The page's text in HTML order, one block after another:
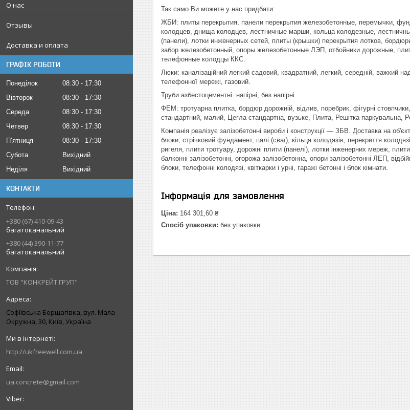
О нас
Отзывы
Доставка и оплата
ГРАФІК РОБОТИ
Понеділок 08:30
17:30
Вівторок
08:30
17:30
Середа
08:30
17:30
Четвер
08:30
17:30
Пʼятниця
08:30
17:30
Субота
Вихідний
Неділя
Вихідний
КОНТАКТИ
+380 (67) 410-09-43
багатоканальний
+380 (44) 390-11-77
багатоканальний
ТОВ "КОНКРЕЙТ ГРУП"
Софіївська Борщагівка, вул. Мала
Окружна, 30, Київ, Україна
http://ukfreewell.com.ua
ua.concrete@gmail.com
Так само Ви можете у нас придбати:
ЖБИ: плиты перекрытия, панели перекрытия железобетонные, перемычки,
колодцев, днища колодцев, лестничные марши, кольца колодезные,
(панели), лотки инженерных сетей, плиты (крышки) перекрытия лотков,
забор железобетонный, опоры железобетонные ЛЭП, отбойники дорожные,
телефонные колодцы ККС.
Люки: каналізаційний легкий садовий, квадратний, легкий, середній, важкий
телефонної мережі, газовий.
Труби азбестоцементні: напірні, без напірні.
ФЕМ: тротуарна плитка, бордюр дорожній, відлив, поребрик, фігурні
стандартний, малий, Цегла стандартна, вузьке, Плита, Решітка паркувальна,
Компанія реалізує залізобетонні вироби і конструкції ― ЗБВ. Доставка на
блоки, стрічковий фундамент, палі (сваї), кільця колодязів, перекриття
ригеля, плити тротуару, дорожні плити (панелі), лотки інженерних мереж,
балконні залізобетонні, огорожа залізобетонна, опори залізобетонні ЛЕП,
блоки, телефонні колодязі, квіткарки і урні, гаражі бетонні і блок кімнати.
Інформація для замовлення
Ціна: 164 301,60 ₴
Спосіб упаковки: без упаковки